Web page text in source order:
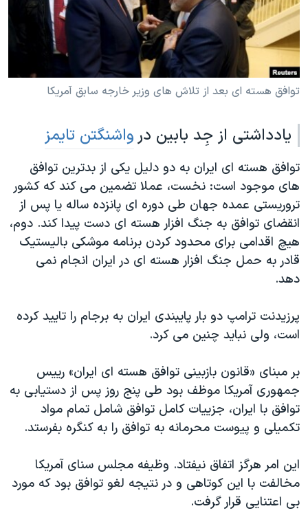
فرهنگ و زندگی
حقوق شهروندی
علم و فناوری
گالری عکس
آرشیو پخش زنده
مستندها
انتخابات ریاست جمهوری آمریکا ۲۰۲۴
حمله جمهوری اسلامی به اسرائیل
رمز مهسا
اعتراضات زن، زندگی، آزادی
مجموعه مستندهای دادخواهی
تریبونال مردمی آبان ۹۸
دادگاه حمید نوری
چهل سال گروگان‌گیری
قانون شفافیت دارائی کادر رهبری ایران
اعتراضات مردمی آبان ۹۸
اسرائیل در جنگ
نرگس محمدی برنده جایزه نوبل صلح
صفحه‌های ویژه
سفر پرزیدنت ترامپ به چین
دنبال کنید
توافق هسته ای بعد از تلاش های وزیر خارجه سابق آمریکا
یادداشتی از جِد بابین در واشنگتن تایمز
توافق هسته ای ایران به دو دلیل یکی از بدترین توافق
های موجود است: نخست، عملا تضمین می کند که کشور
تروریستی عمده جهان طی دوره ای پانزده ساله یا پس از
انقضای توافق به جنگ افزار هسته ای دست پیدا کند. دوم،
هیچ اقدامی برای محدود کردن برنامه موشکی بالیستیک
قادر به حمل جنگ افزار هسته ای در ایران انجام نمی
دهد.
پرزیدنت ترامپ دو بار پایبندی ایران به برجام را تایید کرده
است، ولی نباید چنین می کرد.
بر مبنای «قانون بازبینی توافق هسته ای ایران» رییس
جمهوری آمریکا موظف بود طی پنج روز پس از دستیابی به
توافق با ایران، جزییات کامل توافق شامل تمام مواد
تکمیلی و پیوست محرمانه به توافق را به کنگره بفرستد.
این امر هرگز اتفاق نیفتاد. وظیفه مجلس سنای آمریکا
مخالفت با این کوتاهی و در نتیجه لغو توافق بود که مورد
بی اعتنایی قرار گرفت.